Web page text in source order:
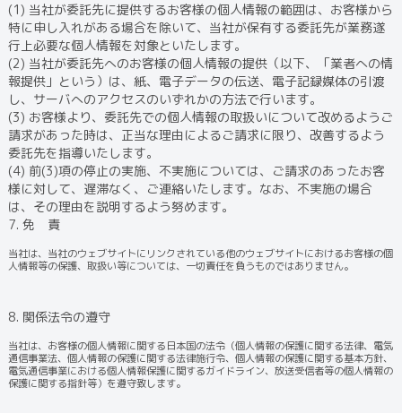
(1) 当社が委託先に提供するお客様の個人情報の範囲は、お客様から
特に申し入れがある場合を除いて、当社が保有する委託先が業務遂
行上必要な個人情報を対象といたします。
(2) 当社が委託先へのお客様の個人情報の提供（以下、「業者への情
報提供」という）は、紙、電子データの伝送、電子記録媒体の引渡
し、サーバへのアクセスのいずれかの方法で行います。
(3) お客様より、委託先での個人情報の取扱いについて改めるようご
請求があった時は、正当な理由によるご請求に限り、改善するよう
委託先を指導いたします。
(4) 前(3)項の停止の実施、不実施については、ご請求のあったお客
様に対して、遅滞なく、ご連絡いたします。なお、不実施の場合
は、その理由を説明するよう努めます。
7. 免 責
当社は、当社のウェブサイトにリンクされている他のウェブサイトにおけるお客様の個
人情報等の保護、取扱い等については、一切責任を負うものではありません。
8. 関係法令の遵守
当社は、お客様の個人情報に関する日本国の法令（個人情報の保護に関する法律、電気
通信事業法、個人情報の保護に関する法律施行令、個人情報の保護に関する基本方針、
電気通信事業における個人情報保護に関するガイドライン、放送受信者等の個人情報の
保護に関する指針等）を遵守致します。